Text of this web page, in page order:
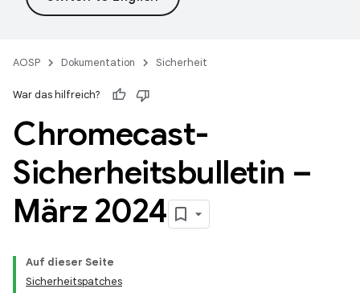
AOSP Dokumentation Sicherheit
War das hilfreich?
Chromecast-
Sicherheitsbulletin –
März 2024
Auf dieser Seite
Sicherheitspatches